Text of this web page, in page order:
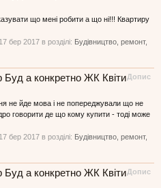
що мені робити а що ні!!! Квартиру
17 бер 2017 в розділі: Будівництво, ремонт,
Допис
Буд а конкретно ЖК Квіти
не йде мова і не попереджували що не
говорити де що кому купити - тоді може
17 бер 2017 в розділі: Будівництво, ремонт,
Допис
Буд а конкретно ЖК Квіти